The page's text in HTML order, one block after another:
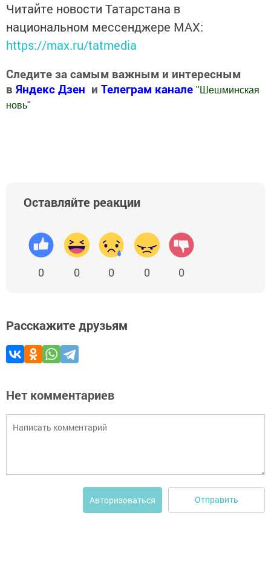
Читайте новости Татарстана в
национальном мессенджере MАХ:
https://max.ru/tatmedia
Следите за самым важным и интересным
в Яндекс Дзен и Телеграм канале " Шешминская
новь"
Оставляйте реакции
0 0 0 0 0
Расскажите друзьям
Нет комментариев
Авторизоваться Отправить